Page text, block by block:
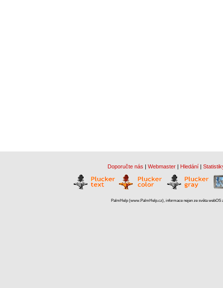
Doporučte nás | Webmaster | Hledání |
PalmHelp (www.PalmHelp.cz), informace nejen ze světa